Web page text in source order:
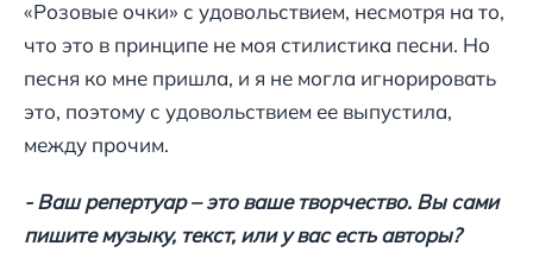
«Розовые очки» с удовольствием, несмотря на то,
что это в принципе не моя стилистика песни. Но
песня ко мне пришла, и я не могла игнорировать
это, поэтому с удовольствием ее выпустила,
между прочим.
- Ваш репертуар – это ваше творчество. Вы сами
пишите музыку, текст, или у вас есть авторы?